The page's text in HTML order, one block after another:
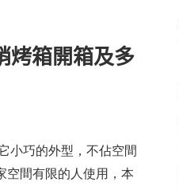
烤箱開箱及多
小巧的外型，不佔空間
空間有限的人使用，本